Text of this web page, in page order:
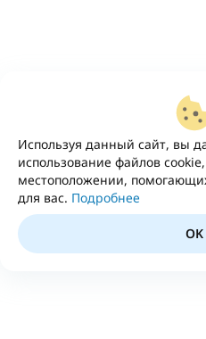
Используя данный сайт, вы
использование файлов
местоположении,
для вас. Подробнее
OK